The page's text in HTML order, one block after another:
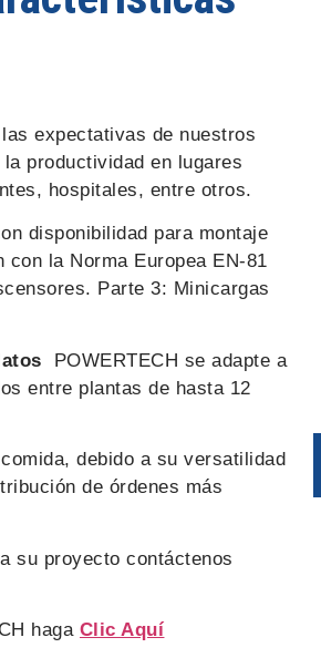
expectativas de nuestros
productividad en lugares
hospitales, entre otros.
disponibilidad para montaje
con la Norma Europea EN-81
Parte 3: Minicargas
POWERTECH se adapte a
entre plantas de hasta 12
debido a su versatilidad
de órdenes más
su proyecto contáctenos
haga Clic Aquí